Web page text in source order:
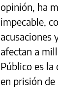
opinión, ha
impecable,
acusaciones
afectan a
Público es
en prisión de